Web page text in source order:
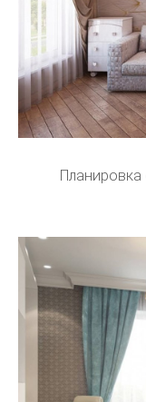
Планировка